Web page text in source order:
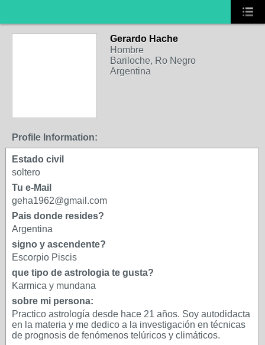
Gerardo Hache
Hombre
Bariloche, Ro Negro
Argentina
Profile Information:
Estado civil
soltero
Tu e-Mail
geha1962@gmail.com
Pais donde resides?
Argentina
signo y ascendente?
Escorpio Piscis
que tipo de astrologia te gusta?
Karmica y mundana
sobre mi persona:
Practico astrología desde hace 21 años. Soy autodidacta
en la materia y me dedico a la investigación en técnicas
de prognosis de fenómenos telúricos y climáticos.